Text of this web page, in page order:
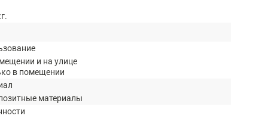
и на улице
в помещении
материалы